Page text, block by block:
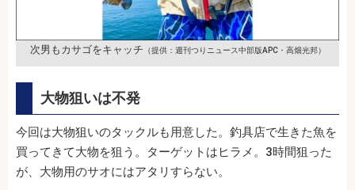
次男もカサゴをキャッチ （提供：週刊つりニュース中部版APC・高畑光邦）
大物狙いは不発
今回は大物狙いのタックルも用意した。釣具店で生きた魚を
買ってきて大物を狙う。ターゲットはヒラメ。3時間狙った
が、大物用のサオにはアタリすらない。